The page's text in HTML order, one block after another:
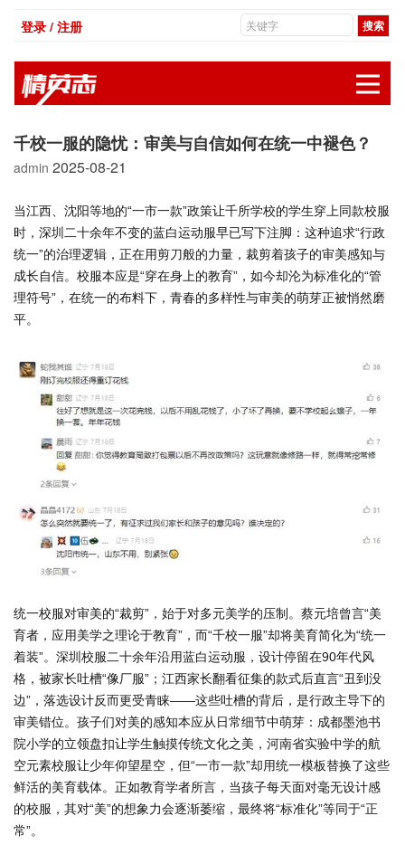
登录 / 注册
千校一服的隐忧：审美与自信如何在统一中褪色？
admin 2025-08-21
当江西、沈阳等地的“一市一款”政策让千所学校的学生穿上同款校服
时，深圳二十余年不变的蓝白运动服早已写下注脚：这种追求“行政
统一”的治理逻辑，正在用剪刀般的力量，裁剪着孩子的审美感知与
成长自信。校服本应是“穿在身上的教育”，如今却沦为标准化的“管
理符号”，在统一的布料下，青春的多样性与审美的萌芽正被悄然磨
平。
统一校服对审美的“裁剪”，始于对多元美学的压制。蔡元培曾言“美
育者，应用美学之理论于教育”，而“千校一服”却将美育简化为“统一
着装”。深圳校服二十余年沿用蓝白运动服，设计停留在90年代风
格，被家长吐槽“像厂服”；江西家长翻看征集的款式后直言“丑到没
边”，落选设计反而更受青睐——这些吐槽的背后，是行政主导下的
审美错位。孩子们对美的感知本应从日常细节中萌芽：成都墨池书
院小学的立领盘扣让学生触摸传统文化之美，河南省实验中学的航
空元素校服让少年仰望星空，但“一市一款”却用统一模板替换了这些
鲜活的美育载体。正如教育学者所言，当孩子每天面对毫无设计感
的校服，其对“美”的想象力会逐渐萎缩，最终将“标准化”等同于“正
常”。